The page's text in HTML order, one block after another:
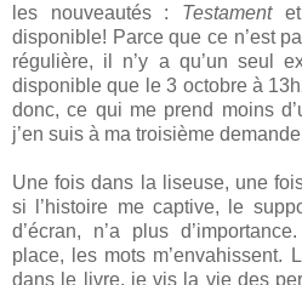
les nouveautés : Testamentet
disponible! Parce que ce n’est
régulière, il n’y a qu’un seul
disponible que le 3 octobre à
donc, ce qui me prend moins
j’en suis à ma troisième
Une fois dans la liseuse, une
si l’histoire me captive, le
d’écran, n’a plus
place, les mots m’envahissent.
dans le livre, je vis la vie des